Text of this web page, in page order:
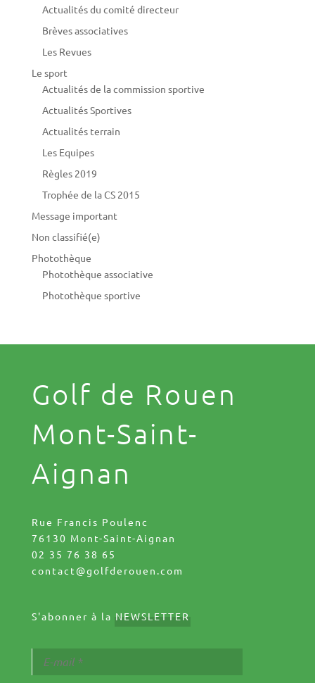
Actualités du comité directeur
Brèves associatives
Les Revues
Le sport
Actualités de la commission sportive
Actualités Sportives
Actualités terrain
Les Equipes
Règles 2019
Trophée de la CS 2015
Message important
Non classifié(e)
Photothèque
Photothèque associative
Photothèque sportive
Golf de Rouen
Mont-Saint-
Aignan
Rue Francis Poulenc
76130 Mont-Saint-Aignan
02 35 76 38 65
contact@golfderouen.com
S'abonner à la NEWSLETTER